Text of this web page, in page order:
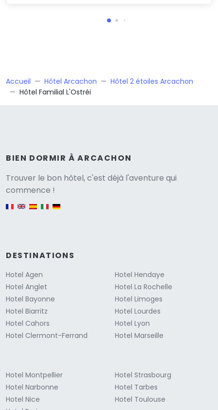
Accueil Hôtel Arcachon
Hôtel 2 étoiles Arcachon
Hôtel Familial L'Ostréi
BIEN DORMIR À ARCACHON
Trouver le bon hôtel, c'est déjà l'aventure qui
commence !
English version
DESTINATIONS
Hotel Agen
Hotel Anglet
Hotel Bayonne
Hotel Biarritz
Hotel Cahors
Hotel Clermont-Ferrand
Hotel Hendaye
Hotel La Rochelle
Hotel Limoges
Hotel Lourdes
Hotel Lyon
Hotel Marseille
Hotel Montpellier
Hotel Narbonne
Hotel Nice
Hotel Strasbourg
Hotel Tarbes
Hotel Toulouse